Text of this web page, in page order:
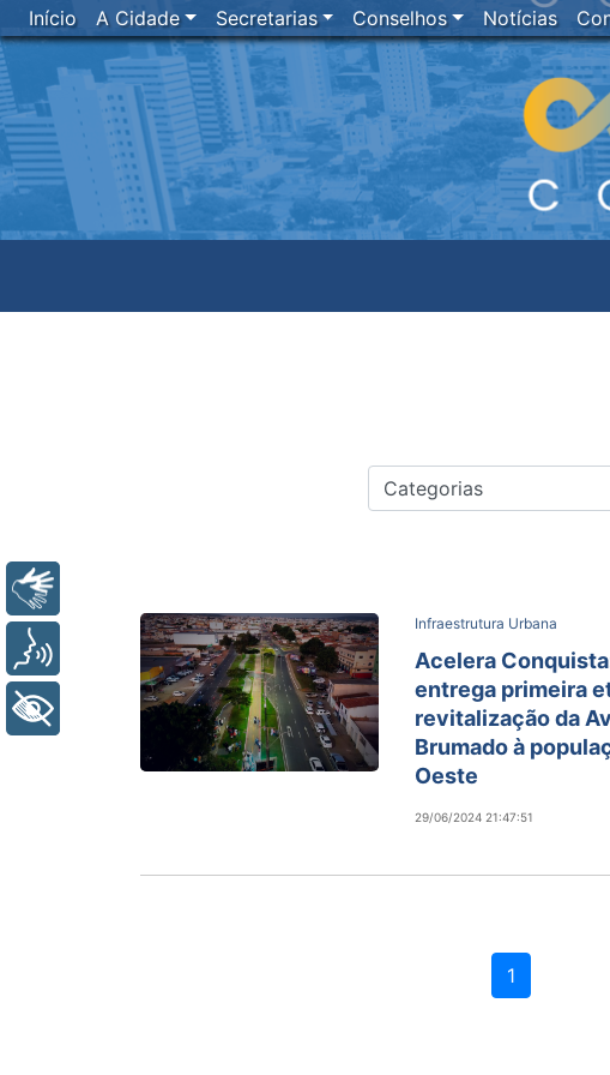
Início A Cidade Secretarias Conselhos Notícias
Infraestrutura Urbana
Acelera
entrega primeira
revitalização da
Brumado à
Oeste
29/06/2024 21:47:51
1
+ Acessibilidade